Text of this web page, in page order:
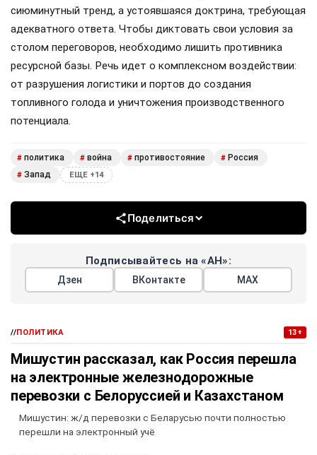
сиюминутный тренд, а устоявшаяся доктрина, требующая
адекватного ответа. Чтобы диктовать свои условия за
столом переговоров, необходимо лишить противника
ресурсной базы. Речь идет о комплексном воздействии:
от разрушения логистики и портов до создания
топливного голода и уничтожения производственного
потенциала.
# политика # война # противостояние # Россия
# Запад ЕЩЕ +14
Поделиться
Подписывайтесь на «АН»:
Дзен ВКонтакте МАХ
//ПОЛИТИКА 13+
Мишустин рассказал, как Россия перешла
на электронные железнодорожные
перевозки с Белоруссией и Казахстаном
Мишустин: ж/д перевозки с Беларусью почти полностью
перешли на электронный учё